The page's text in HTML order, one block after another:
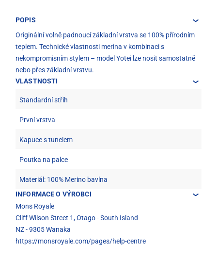
POPIS
Originální volně padnoucí základní vrstva se 100% přírodním
teplem. Technické vlastnosti merina v kombinaci s
nekompromisním stylem – model Yotei lze nosit samostatně
nebo přes základní vrstvu.
VLASTNOSTI
Standardní střih
První vrstva
Kapuce s tunelem
Poutka na palce
Materiál: 100% Merino bavlna
INFORMACE O VÝROBCI
Mons Royale
Cliff Wilson Street 1, Otago - South Island
NZ - 9305 Wanaka
https://monsroyale.com/pages/help-centre